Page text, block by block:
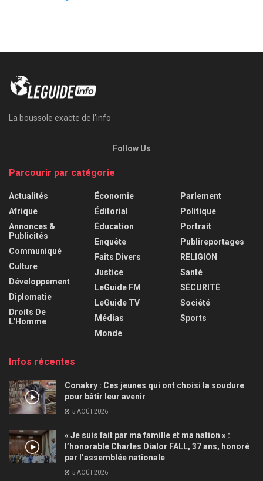
La boussole exacte de l'info
Follow Us
Parcourir par catégorie
Actualités
Afrique
Annonces &
Publicités
Communiqué
Culture
Développement
Diplomatie
Droits De
L'Homme
Économie
Éditorial
Éducation
Enquête
Faits Divers
Justice
LeGuide FM
LeGuide TV
Médias
Monde
Parlement
Politique
Portrait
Publireportages
RELIGION
Santé
SÉCURITÉ
Société
Sports
Infos récentes
Conakry : Ces jeunes qui ont choisi la soudure
pour bâtir leur avenir
5 AOÛT 2026
« Je suis fait par ma famille et ma nation » :
l’honorable Charles Dialor FALL, 37 ans, honoré
par l’assemblée nationale
5 AOÛT 2026